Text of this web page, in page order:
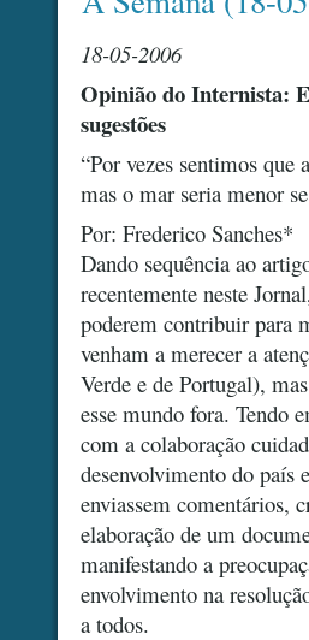
18-05-2006
Opinião do Internista:
sugestões
“Por vezes sentimos que
mas o mar seria menor
Por: Frederico Sanches*
Dando sequência ao
recentemente neste
poderem contribuir para
venham a merecer a
Verde e de Portugal),
esse mundo fora. Tendo
com a colaboração
desenvolvimento do país
enviassem comentários,
elaboração de um
manifestando a
envolvimento na
a todos.